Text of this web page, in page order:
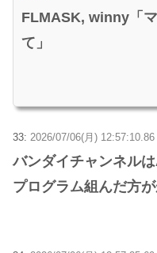
FLMASK, winny「
て」
33: 2026/07/06(月)
バンダイチャンネル
プログラム組んだ方